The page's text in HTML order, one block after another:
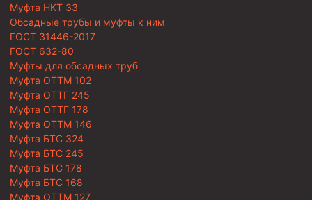
Муфта НКТ 33
Обсадные трубы и муфты к ним
ГОСТ 31446-2017
ГОСТ 632-80
Муфты для обсадных труб
Муфта ОТТМ 102
Муфта ОТТГ 245
Муфта ОТТГ 178
Муфта ОТТМ 146
Муфта БТС 324
Муфта БТС 245
Муфта БТС 178
Муфта БТС 168
Муфта ОТТМ 127